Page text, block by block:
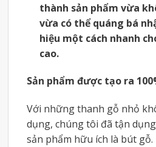
thành sản phẩm vừa
vừa có thể quáng bá
hiệu một cách nhanh
cao.
Sản phẩm được tạo ra
Với những thanh gỗ nhỏ
dụng, chúng tôi đã tận
sản phẩm hữu ích là bút